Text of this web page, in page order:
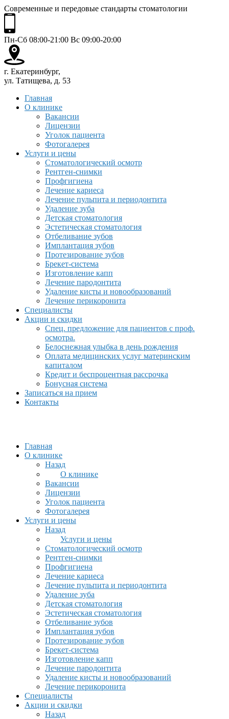
Современные и передовые стандарты стоматологии
Пн-Сб 08:00-21:00 Вс 09:00-20:00
г. Екатеринбург,
ул. Татищева, д. 53
Главная
О клинике
Вакансии
Лицензии
Уголок пациента
Фотогалерея
Услуги и цены
Стоматологический осмотр
Рентген-снимки
Профгигиена
Лечение кариеса
Лечение пульпита и периодонтита
Удаление зуба
Детская стоматология
Эстетическая стоматология
Отбеливание зубов
Имплантация зубов
Протезирование зубов
Брекет-система
Изготовление капп
Лечение пародонтита
Удаление кисты и новообразований
Лечение перикоронита
Специалисты
Акции и скидки
Спец. предложение для пациентов с проф.
осмотра.
Белоснежная улыбка в день рождения
Оплата медицинских услуг материнским
капиталом
Кредит и беспроцентная рассрочка
Бонусная система
Записаться на прием
Контакты
Главная
О клинике
Назад
О клинике
Вакансии
Лицензии
Уголок пациента
Фотогалерея
Услуги и цены
Назад
Услуги и цены
Стоматологический осмотр
Рентген-снимки
Профгигиена
Лечение кариеса
Лечение пульпита и периодонтита
Удаление зуба
Детская стоматология
Эстетическая стоматология
Отбеливание зубов
Имплантация зубов
Протезирование зубов
Брекет-система
Изготовление капп
Лечение пародонтита
Удаление кисты и новообразований
Лечение перикоронита
Специалисты
Акции и скидки
Назад